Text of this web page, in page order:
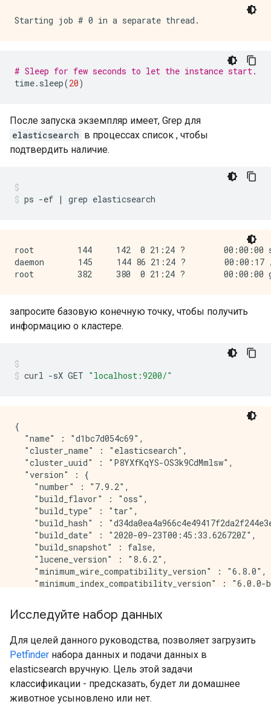
# Sleep for few seconds to let the instance start.
time. sleep(20)
После запуска экземпляр имеет, Grep для
elasticsearch в процессах список , чтобы
подтвердить наличие.
ps -ef | grep elasticsearch
root         144     142  0 21:24 ?        00:00:00
daemon       145     144 86 21:24 ?        00:00:17 /
запросите базовую конечную точку, чтобы получить
информацию о кластере.
curl -sX GET "localhost:9200/"
{
  "name" : "d1bc7d054c69",
  "cluster_name" : "elasticsearch",
  "cluster_uuid" : "P8YXfKqYS-OS3k9CdMmlsw",
  "version" : {
    "number" : "7.9.2",
    "build_flavor" : "oss",
    "build_type" : "tar",
"build_hash" :
    "build_date" : "2020-09-23T00:45:33.626720Z",
    "build_snapshot" : false,
    "lucene_version" : "8.6.2",
    "minimum_wire_compatibility_version" : "6.8.0",
"minimum_index_compatibility_version" : "6.0.0-
  "tagline" : "You Know, for Search"
Исследуйте набор данных
Для целей данного руководства, позволяет загрузить
Petfinder набора данных и подачи данных в
elasticsearch вручную. Цель этой задачи
классификации - предсказать, будет ли домашнее
животное усыновлено или нет.